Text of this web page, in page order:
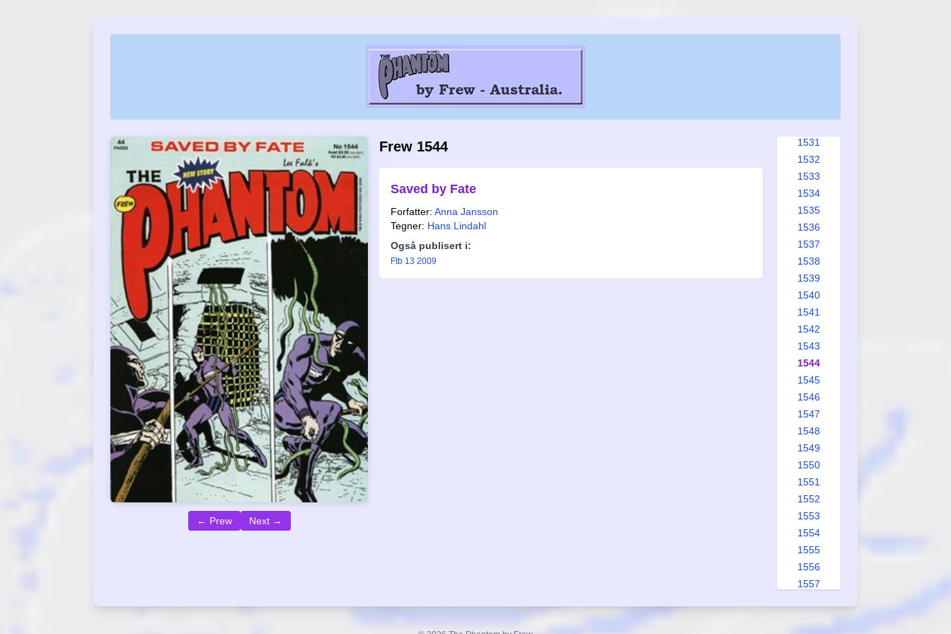
← Prew Next →
Frew 1544
Saved by Fate
Forfatter: Anna Jansson
Tegner: Hans Lindahl
Også publisert i:
Ftb 13 2009
1531
1532
1533
1534
1535
1536
1537
1538
1539
1540
1541
1542
1543
1544
1545
1546
1547
1548
1549
1550
1551
1552
1553
1554
1555
1556
1557